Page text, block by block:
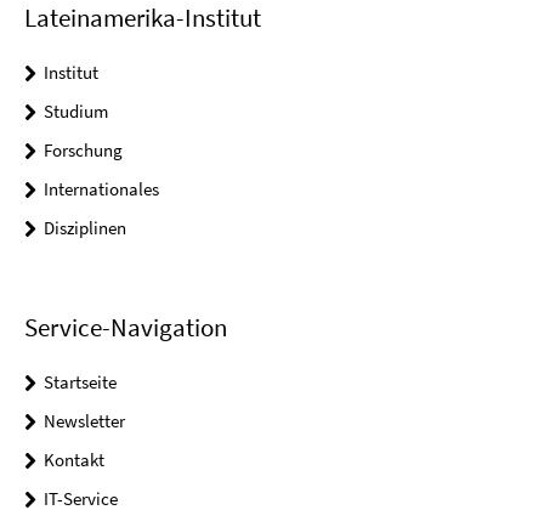
Lateinamerika-Institut
Institut
Studium
Forschung
Internationales
Disziplinen
Service-Navigation
Startseite
Newsletter
Kontakt
IT-Service